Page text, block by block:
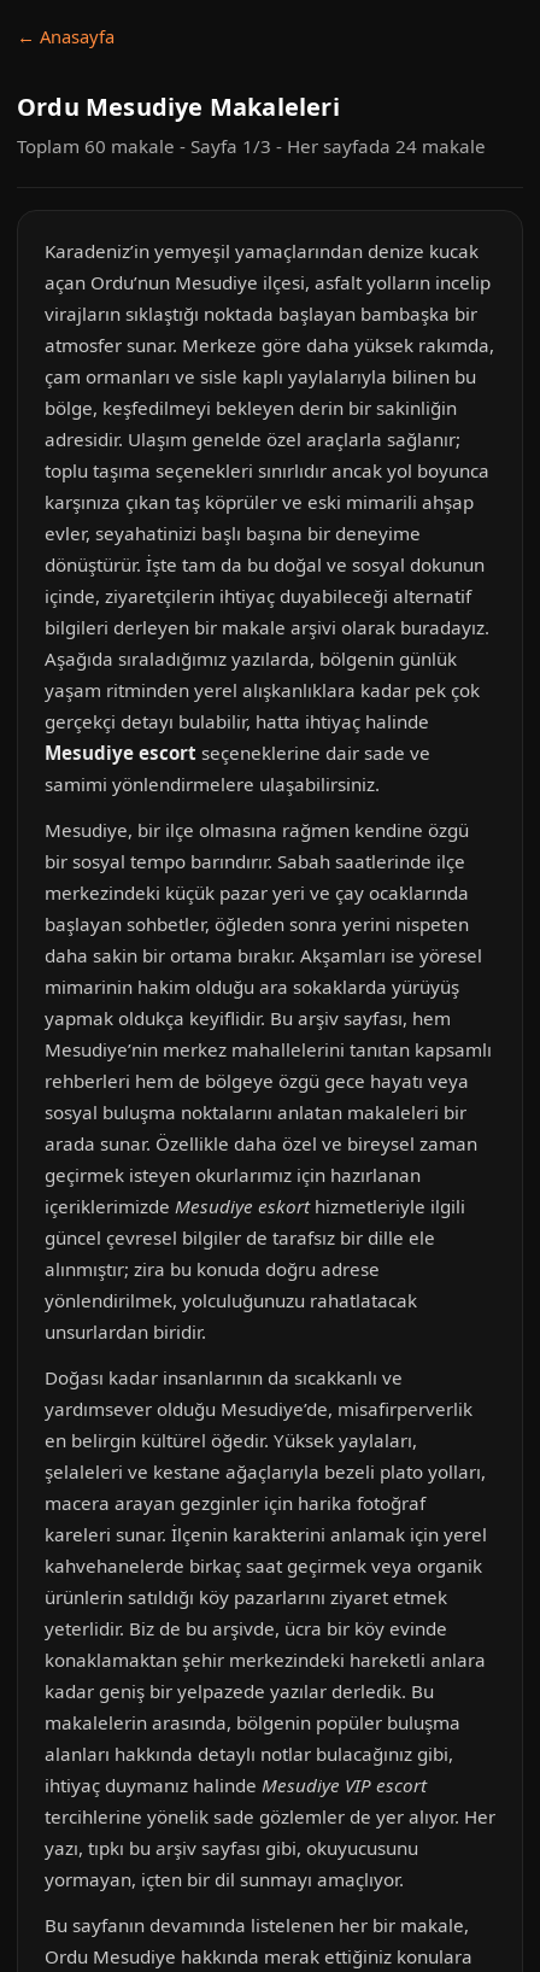
← Anasayfa
Ordu Mesudiye Makaleleri
Toplam 60 makale - Sayfa 1/3 - Her sayfada 24 makale
Karadeniz’in yemyeşil yamaçlarından denize kucak
açan Ordu’nun Mesudiye ilçesi, asfalt yolların incelip
virajların sıklaştığı noktada başlayan bambaşka bir
atmosfer sunar. Merkeze göre daha yüksek rakımda,
çam ormanları ve sisle kaplı yaylalarıyla bilinen bu
bölge, keşfedilmeyi bekleyen derin bir sakinliğin
adresidir. Ulaşım genelde özel araçlarla sağlanır;
toplu taşıma seçenekleri sınırlıdır ancak yol boyunca
karşınıza çıkan taş köprüler ve eski mimarili ahşap
evler, seyahatinizi başlı başına bir deneyime
dönüştürür. İşte tam da bu doğal ve sosyal dokunun
içinde, ziyaretçilerin ihtiyaç duyabileceği alternatif
bilgileri derleyen bir makale arşivi olarak buradayız.
Aşağıda sıraladığımız yazılarda, bölgenin günlük
yaşam ritminden yerel alışkanlıklara kadar pek çok
gerçekçi detayı bulabilir, hatta ihtiyaç halinde
Mesudiye escort seçeneklerine dair sade ve
samimi yönlendirmelere ulaşabilirsiniz.
Mesudiye, bir ilçe olmasına rağmen kendine özgü
bir sosyal tempo barındırır. Sabah saatlerinde ilçe
merkezindeki küçük pazar yeri ve çay ocaklarında
başlayan sohbetler, öğleden sonra yerini nispeten
daha sakin bir ortama bırakır. Akşamları ise yöresel
mimarinin hakim olduğu ara sokaklarda yürüyüş
yapmak oldukça keyiflidir. Bu arşiv sayfası, hem
Mesudiye’nin merkez mahallelerini tanıtan kapsamlı
rehberleri hem de bölgeye özgü gece hayatı veya
sosyal buluşma noktalarını anlatan makaleleri bir
arada sunar. Özellikle daha özel ve bireysel zaman
geçirmek isteyen okurlarımız için hazırlanan
içeriklerimizde Mesudiye eskorthizmetleriyle ilgili
güncel çevresel bilgiler de tarafsız bir dille ele
alınmıştır; zira bu konuda doğru adrese
yönlendirilmek, yolculuğunuzu rahatlatacak
unsurlardan biridir.
Doğası kadar insanlarının da sıcakkanlı ve
yardımsever olduğu Mesudiye’de, misafirperverlik
en belirgin kültürel öğedir. Yüksek yaylaları,
şelaleleri ve kestane ağaçlarıyla bezeli plato yolları,
macera arayan gezginler için harika fotoğraf
kareleri sunar. İlçenin karakterini anlamak için yerel
kahvehanelerde birkaç saat geçirmek veya organik
ürünlerin satıldığı köy pazarlarını ziyaret etmek
yeterlidir. Biz de bu arşivde, ücra bir köy evinde
konaklamaktan şehir merkezindeki hareketli anlara
kadar geniş bir yelpazede yazılar derledik. Bu
makalelerin arasında, bölgenin popüler buluşma
alanları hakkında detaylı notlar bulacağınız gibi,
ihtiyaç duymanız halinde Mesudiye VIP escort
tercihlerine yönelik sade gözlemler de yer alıyor. Her
yazı, tıpkı bu arşiv sayfası gibi, okuyucusunu
yormayan, içten bir dil sunmayı amaçlıyor.
Bu sayfanın devamında listelenen her bir makale,
Ordu Mesudiye hakkında merak ettiğiniz konulara